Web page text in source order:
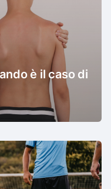
è il caso di